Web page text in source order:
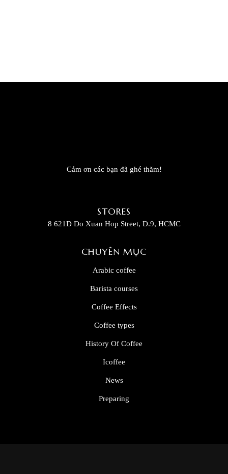
Cảm ơn các bạn đã ghé thăm!
STORES
8 621D Do Xuan Hop Street, D.9, HCMC
CHUYÊN MỤC
Arabic coffee
Barista courses
Coffee Effects
Coffee types
History Of Coffee
Icoffee
News
Preparing